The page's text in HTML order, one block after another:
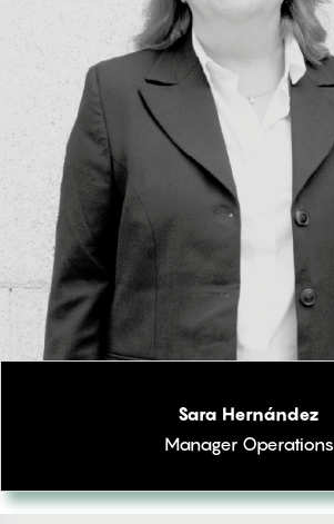
Sara Hernández
Manager Operations